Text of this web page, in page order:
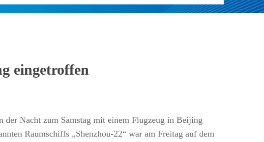
eingetroffen
Nacht zum Samstag mit einem Flugzeug in Beijing
Raumschiffs „Shenzhou-22“ war am Freitag auf dem